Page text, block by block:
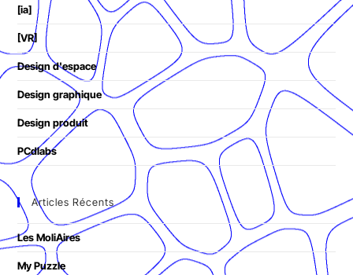
[ia]
[VR]
Design d'espace
Design graphique
Design produit
PCdlabs
Articles Récents
Les MoliAires
My Puzzle